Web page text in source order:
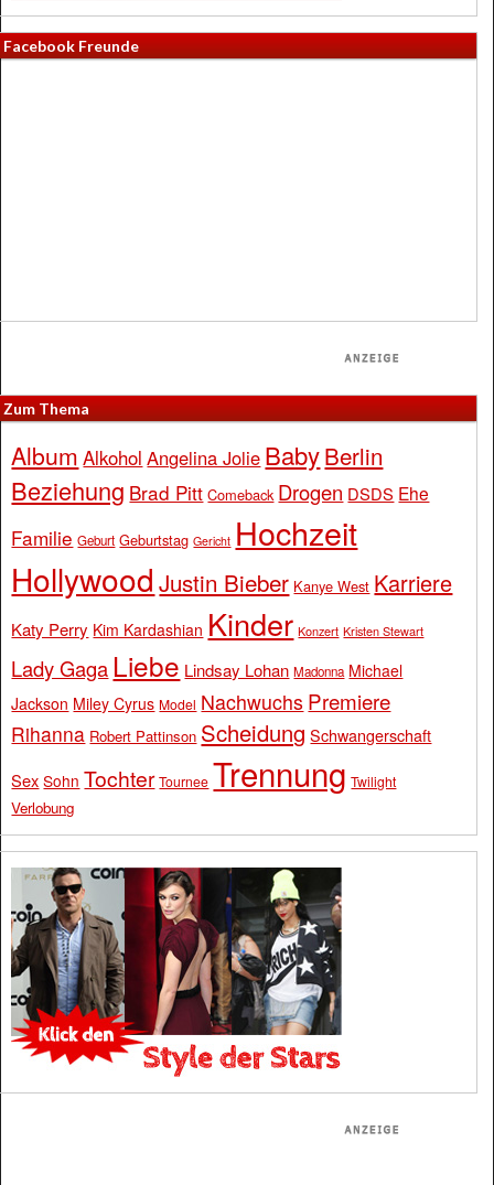
Facebook Freunde
Zum Thema
Album Alkohol Angelina Jolie BabyBerlin
Beziehung Brad Pitt Comeback Drogen DSDS Ehe
Familie Geburt Geburtstag Gericht Hochzeit
Hollywood Justin Bieber Kanye West Karriere
Katy Perry Kim Kardashian Kinder Konzert Kristen Stewart
Lady Gaga Liebe Lindsay Lohan Madonna Michael
Jackson Miley Cyrus Model Nachwuchs Premiere
Rihanna Robert Pattinson Scheidung Schwangerschaft
Sex Sohn Tochter Tournee Trennung Twilight
Verlobung